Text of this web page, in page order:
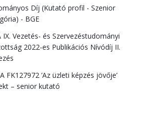
Díj (Kutató profil - Szenior
- BGE
IX. Vezetés- és Szervezéstudományi
2022-es Publikációs Nívódíj II.
FK127972 ’Az üzleti képzés jövője’
– senior kutató